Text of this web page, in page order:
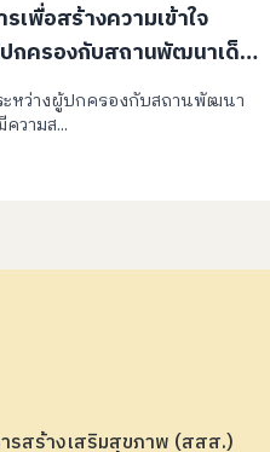
เพื่อสร้างความเข้าใจ
กครองกับสถานพัฒนาเด็ก
ะหว่างผู้ปกครองกับสถานพัฒนา
วามส...
สร้างเสริมสุขภาพ (สสส.)